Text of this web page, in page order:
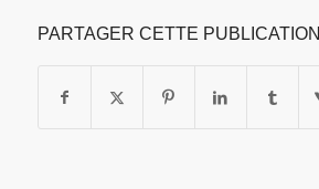
PARTAGER CETTE PUBLICATION